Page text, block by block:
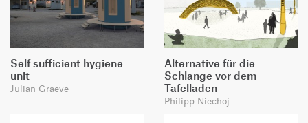
Self sufficient hygiene
unit
Julian Graeve
Alternative für die
Schlange vor dem
Tafelladen
Philipp Niechoj